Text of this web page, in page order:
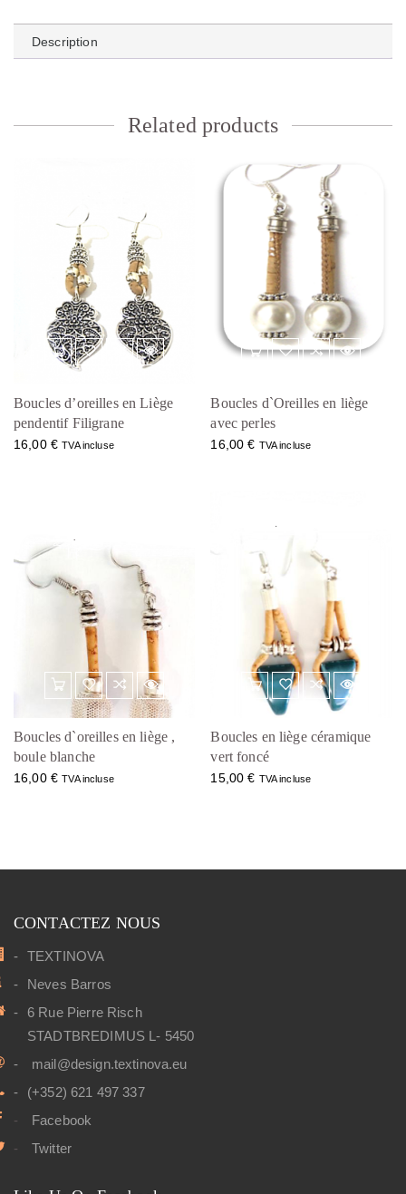
Description
Related products
Boucles d’oreilles en Liège
pendentif Filigrane
16,00 € TVA incluse
Boucles d`Oreilles en liège
avec perles
16,00€ TVA incluse
Boucles d`oreilles en liège ,
boule blanche
16,00 € TVA incluse
Boucles en liège céramique
vert foncé
15,00€ TVA incluse
CONTACTEZ NOUS
TEXTINOVA
Neves Barros
6 Rue Pierre Risch
STADTBREDIMUS L- 5450
mail@design.textinova.eu
(+352) 621 497 337
Facebook
Twitter